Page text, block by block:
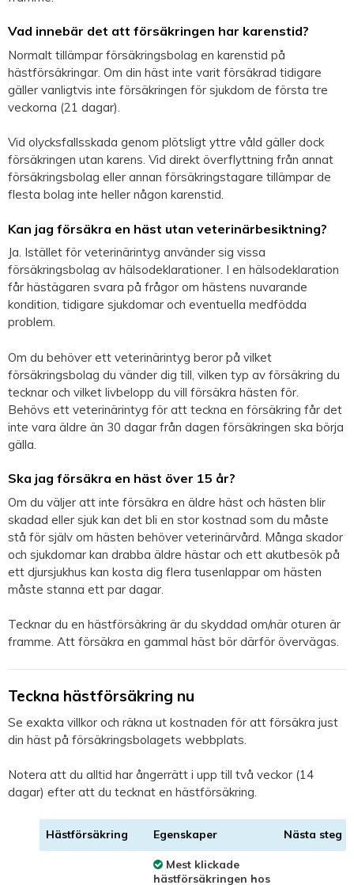
Vad innebär det att försäkringen har karenstid?
Normalt tillämpar försäkringsbolag en karenstid på
hästförsäkringar. Om din häst inte varit försäkrad tidigare
gäller vanligtvis inte försäkringen för sjukdom de första tre
veckorna (21 dagar).
Vid olycksfallsskada genom plötsligt yttre våld gäller dock
försäkringen utan karens. Vid direkt överflyttning från annat
försäkringsbolag eller annan försäkringstagare tillämpar de
flesta bolag inte heller någon karenstid.
Kan jag försäkra en häst utan veterinärbesiktning?
Ja. Istället för veterinärintyg använder sig vissa
försäkringsbolag av hälsodeklarationer. I en hälsodeklaration
får hästägaren svara på frågor om hästens nuvarande
kondition, tidigare sjukdomar och eventuella medfödda
problem.
Om du behöver ett veterinärintyg beror på vilket
försäkringsbolag du vänder dig till, vilken typ av försäkring du
tecknar och vilket livbelopp du vill försäkra hästen för.
Behövs ett veterinärintyg för att teckna en försäkring får det
inte vara äldre än 30 dagar från dagen försäkringen ska börja
gälla.
Ska jag försäkra en häst över 15 år?
Om du väljer att inte försäkra en äldre häst och hästen blir
skadad eller sjuk kan det bli en stor kostnad som du måste
stå för själv om hästen behöver veterinärvård. Många skador
och sjukdomar kan drabba äldre hästar och ett akutbesök på
ett djursjukhus kan kosta dig flera tusenlappar om hästen
måste stanna ett par dagar.
Tecknar du en hästförsäkring är du skyddad om/när oturen är
framme. Att försäkra en gammal häst bör därför övervägas.
Teckna hästförsäkring nu
Se exakta villkor och räkna ut kostnaden för att försäkra just
din häst på försäkringsbolagets webbplats.
Notera att du alltid har ångerrätt i upp till två veckor (14
dagar) efter att du tecknat en hästförsäkring.
Hästförsäkring Egenskaper Nästa steg
Mest klickade
hästförsäkringen hos